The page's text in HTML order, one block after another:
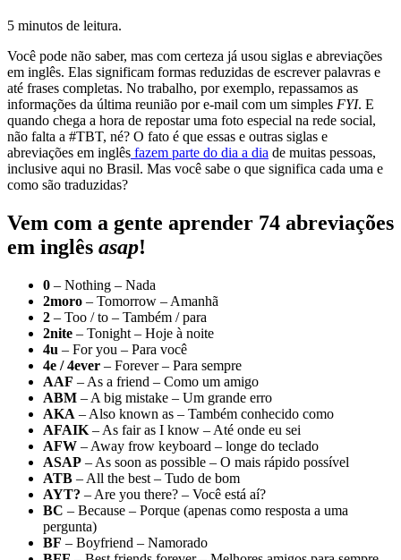
5 minutos de leitura.
Você pode não saber, mas com certeza já usou siglas e abreviações
em inglês. Elas significam formas reduzidas de escrever palavras e
até frases completas. No trabalho, por exemplo, repassamos as
informações da última reunião por e-mail com um simples FYI. E
quando chega a hora de repostar uma foto especial na rede social,
não falta a #TBT, né? O fato é que essas e outras siglas e
abreviações em inglês fazem parte do dia a dia de muitas pessoas,
inclusive aqui no Brasil. Mas você sabe o que significa cada uma e
como são traduzidas?
Vem com a gente aprender 74 abreviações
em inglês asap!
0 – Nothing – Nada
2moro – Tomorrow – Amanhã
2 – Too / to – Também / para
2nite – Tonight – Hoje à noite
4u – For you – Para você
4e / 4ever – Forever – Para sempre
AAF – As a friend – Como um amigo
ABM – A big mistake – Um grande erro
AKA – Also known as – Também conhecido como
AFAIK – As fair as I know – Até onde eu sei
AFW – Away frow keyboard – longe do teclado
ASAP – As soon as possible – O mais rápido possível
ATB – All the best – Tudo de bom
AYT? – Are you there? – Você está aí?
BC – Because – Porque (apenas como resposta a uma
pergunta)
BF – Boyfriend – Namorado